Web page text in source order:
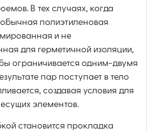
В тех случаях, когда
обычная полиэтиленовая
и не
для герметичной изоляции,
ограничивается одним-двумя
пар поступает в тело
создавая условия для
элементов.
становится прокладка